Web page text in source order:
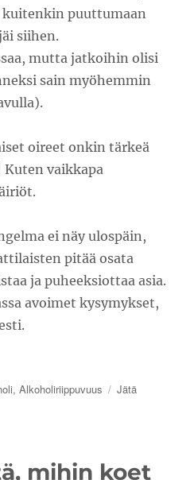
puuttumaan
siihen.
mutta jatkoihin olisi
sain myöhemmin
oireet onkin tärkeä
vaikkapa
ei näy ulospäin,
pitää osata
ja puheeksiottaa asia.
avoimet kysymykset,
,Alkoholiriippuvuus
Jätä
mihin koet